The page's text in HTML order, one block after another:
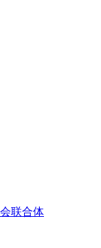
联合体